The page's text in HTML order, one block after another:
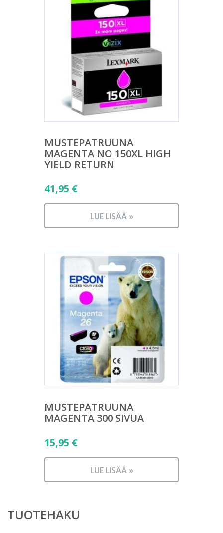
MUSTEPATRUUNA
MAGENTA NO 150XL HIGH
YIELD RETURN
41,95 €
LUE LISÄÄ »
MUSTEPATRUUNA
MAGENTA 300 SIVUA
15,95 €
LUE LISÄÄ »
TUOTEHAKU